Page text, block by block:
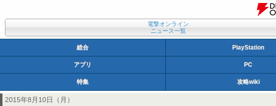
電撃オンライン
ニュース一覧
総合 PlayStation
アプリ PC
特集 攻略wiki
2015年8月10日（月）